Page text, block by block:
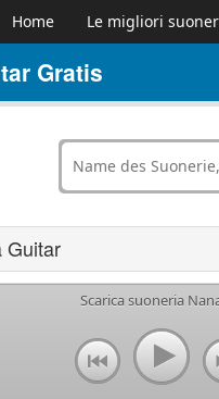
Home Le migliori
Gratis
Guitar
Scarica suoneria